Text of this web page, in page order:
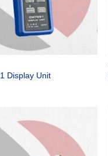
Display Unit